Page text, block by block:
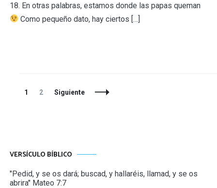
18. En otras palabras, estamos donde las papas queman
Como pequeño dato, hay ciertos […]
Navegación
Página
1 Página
2 Siguiente
VERSÍCULO BÍBLICO
"Pedid, y se os dará; buscad, y hallaréis, llamad, y se os
abrira" Mateo 7:7